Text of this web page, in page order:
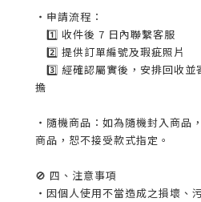
・申請流程：
1️⃣ 收件後 7 日內聯繫客服
2️⃣ 提供訂單編號及瑕疵照片
3️⃣ 經確認屬實後，安排回收並
擔
・隨機商品：如為隨機封入商品
商品，恕不接受款式指定。
🚫 四、注意事項
・因個人使用不當造成之損壞、